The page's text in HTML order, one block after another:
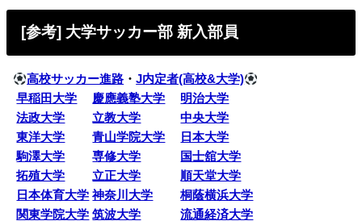
[参考] 大学サッカー部 新入部員
高校サッカー進路 ・J内定者(高校&大学)
早稲田大学
慶應義塾大学
明治大学
法政大学
立教大学
中央大学
東洋大学
青山学院大学
日本大学
駒澤大学
専修大学
国士舘大学
拓殖大学
立正大学
順天堂大学
日本体育大学 神奈川大学
桐蔭横浜大学
関東学院大学 筑波大学
流通経済大学